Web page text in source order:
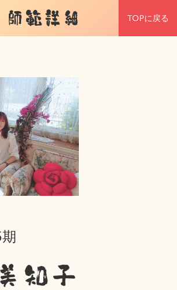
師範詳細 TOPに戻る
知子